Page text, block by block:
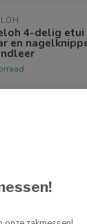
4-delig
en